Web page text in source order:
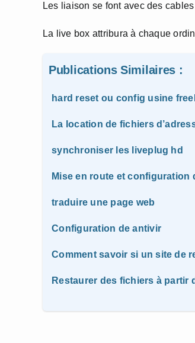
Les liaison se font avec des
La live box attribura à chaque
Publications Similaires :
hard reset ou config usine
La location de fichiers
synchroniser les liveplug hd
Mise en route et configuration
traduire une page web
Configuration de antivir
Comment savoir si un site de
Restaurer des fichiers à partir